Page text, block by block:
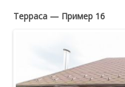
Терраса — Пример 16